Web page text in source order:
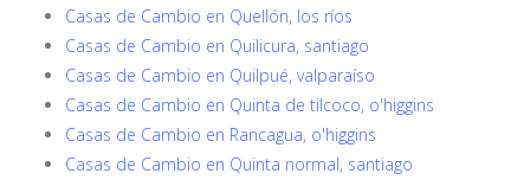
Casas de Cambio en Quellón, los ríos
Casas de Cambio en Quilicura, santiago
Casas de Cambio en Quilpué, valparaíso
Casas de Cambio en Quinta de tilcoco, o'higgins
Casas de Cambio en Rancagua, o'higgins
Casas de Cambio en Quinta normal, santiago